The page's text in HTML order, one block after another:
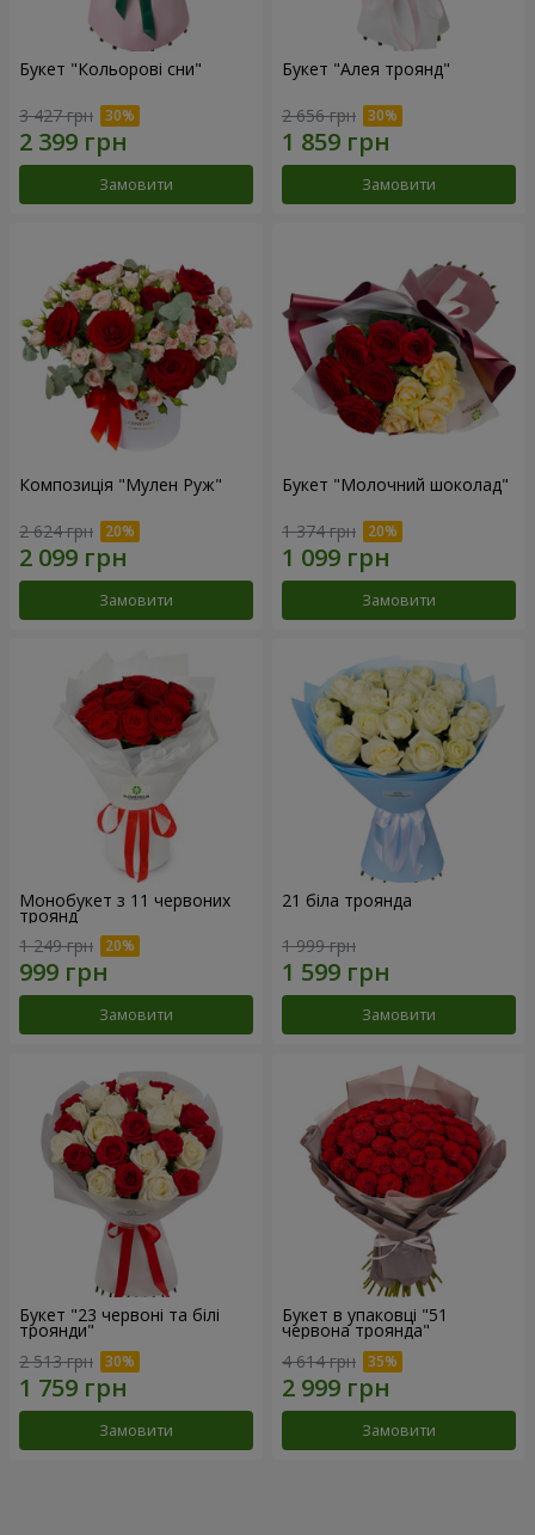
Букет "Кольорові сни"
3 427 грн
Замовити
Букет "Алея троянд"
2 656 грн
Замовити
Композиція "Мулен Руж"
2 624 грн
Замовити
Букет "Молочний шоколад"
1 374 грн
Замовити
Монобукет з 11 червоних
троянд
1 249 грн
Замовити
21 біла троянда
1 999 грн
Замовити
Букет "23 червоні та білі
троянди"
2 513 грн
Замовити
Букет в упаковці "51
червона троянда"
4 614 грн
Замовити